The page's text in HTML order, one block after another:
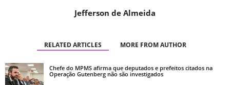
Jefferson de Almeida
RELATED ARTICLES MORE FROM AUTHOR
Chefe do MPMS afirma que deputados e prefeitos citados na
Operação Gutenberg não são investigados